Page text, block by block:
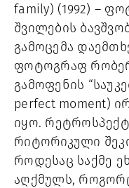
family) (1992) –
შვილების
გამოცემა
ფოტოგრაფ
გამოფენის
perfect moment)
იყო.
რიტორიკული
როდესაც საქმე
აღქმულს,